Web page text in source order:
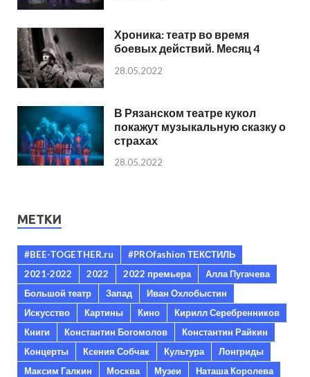
Хроника: театр во время
боевых действий. Месяц 4
28.05.2022
В Рязанском театре кукол
покажут музыкальную сказку о
страхах
28.05.2022
МЕТКИ
#BEE-TOGETHER.ru
#PROfashion ТЕКСТИЛЬ
2021-2022
2022 2022 премьера
Алла Пугачева
Большой театр
Запад
Иван Охлобыстин
Искусство
Картины Кино
Кирилл Серебренников
Книги
Константин Богомолов
Константин Райкин
Концерты
Ксения Собчак Культура
Лонгриды
Максим Галкин
Москва Музеи
Наташа Королева